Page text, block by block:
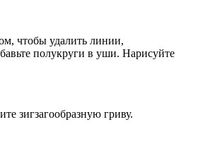
чтобы удалить линии,
полукруги в уши. Нарисуйте
зигзагообразную гриву.